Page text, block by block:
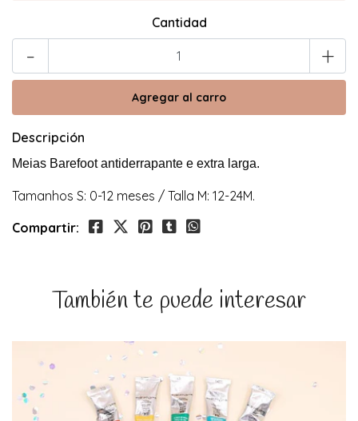
Cantidad
- +
Descripción
Meias Barefoot antiderrapante e extra larga.
Tamanhos S: 0-12 meses / Talla M: 12-24M.
Compartir:
También te puede interesar